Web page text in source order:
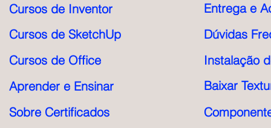
Cursos de Inventor
Cursos de SketchUp
Cursos de Office
Aprender e Ensinar
Sobre Certificados
Entrega e
Dúvidas
Instalação
Baixar